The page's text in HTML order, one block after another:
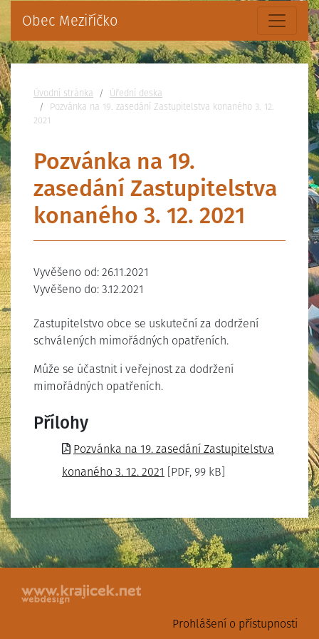
Obec Meziříčko
Nacházíte se:
Úvodní stránka
Úřední deska
Pozvánka na 19. zasedání Zastupitelstva konaného 3. 12.
2021
Pozvánka na 19.
zasedání Zastupitelstva
konaného 3. 12. 2021
Vyvěšeno od: 26.11.2021
Vyvěšeno do: 3.12.2021
Zastupitelstvo obce se uskuteční za dodržení
schválených mimořádných opatřeních.
Může se účastnit i veřejnost za dodržení
mimořádných opatřeních.
Přílohy
Pozvánka na 19. zasedání Zastupitelstva
konaného 3. 12. 2021 [PDF, 99 kB]
Prohlášení o přístupnosti